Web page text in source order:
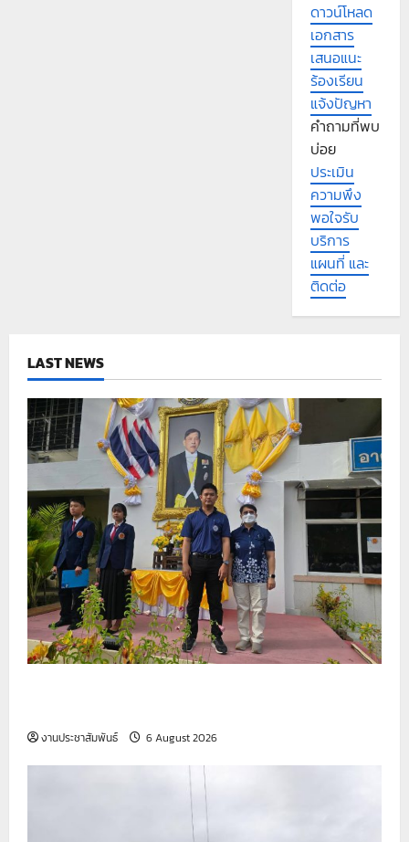
ดาวน์โหลด
เอกสาร
เสนอแนะ
ร้องเรียน
แจ้งปัญหา
คำถามที่พบ
บ่อย
ประเมิน
ความพึง
พอใจรับ
บริการ
แผนที่ และ
ติดต่อ
LAST NEWS
งานประชาสัมพันธ์ 6 August 2026